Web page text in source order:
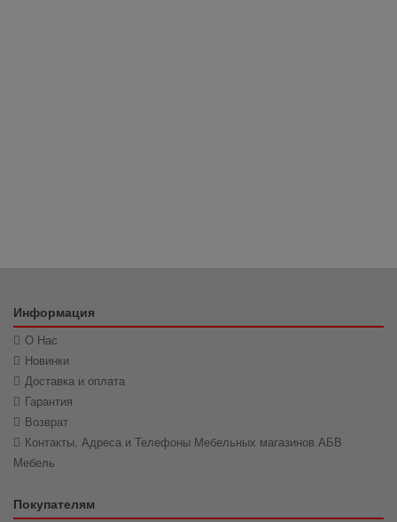
Информация
О Нас
Новинки
Доставка и оплата
Гарантия
Возврат
Контакты, Адреса и Телефоны Мебельных магазинов АБВ
Мебель
Покупателям